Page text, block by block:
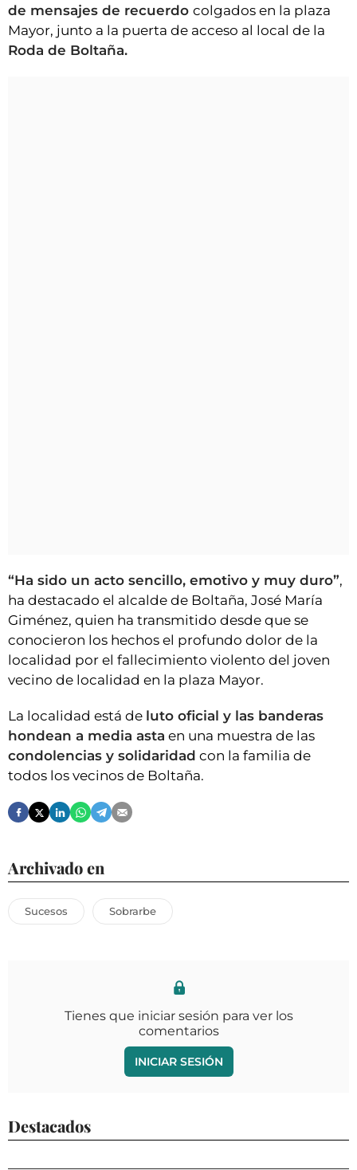
de mensajes de recuerdo colgados en la plaza
Mayor, junto a la puerta de acceso al local de la
Roda de Boltaña.
“Ha sido un acto sencillo, emotivo y muy duro”,
ha destacado el alcalde de Boltaña, José María
Giménez, quien ha transmitido desde que se
conocieron los hechos el profundo dolor de la
localidad por el fallecimiento violento del joven
vecino de localidad en la plaza Mayor.
La localidad está de luto oficial y las banderas
hondean a media asta en una muestra de las
condolencias y solidaridad con la familia de
todos los vecinos de Boltaña.
Archivado en
Sucesos Sobrarbe
Tienes que iniciar sesión para ver los
comentarios
INICIAR SESIÓN
Destacados